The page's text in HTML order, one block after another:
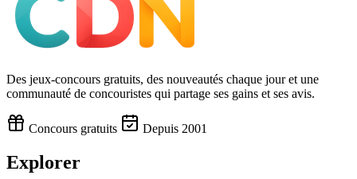
Des jeux-concours gratuits, des nouveautés chaque jour et une
communauté de concouristes qui partage ses gains et ses avis.
Concours gratuits Depuis 2001
Explorer